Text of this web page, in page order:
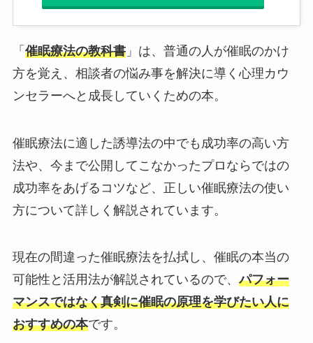
「 催眠療法の教科書」は、普通の人が催眠のかけ
方を覚え、相談者の悩み事を解決に導く心理カウ
ンセラーへと成長していくための本。
催眠療法に適した誘導法の中でも成功率の高い方
法や、今まで公開してこなかったプロならではの
成功率をあげるコツなど、正しい催眠療法の使い
方について詳しく解説されています。
現在の間違った催眠療法を払拭し、催眠の本当の
可能性と活用法が解説されているので、パフォー
マンスではなく真剣に催眠の原理を学びたい人に
おすすめの本です。